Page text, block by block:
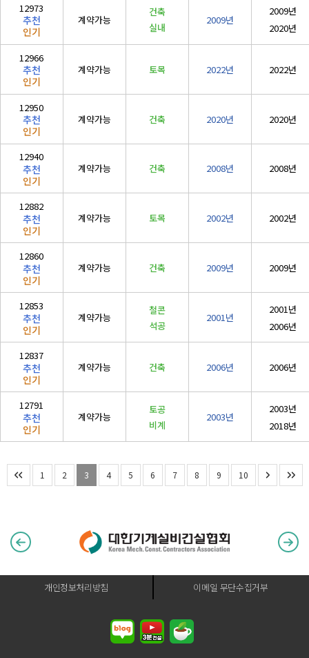
12973
추천
인기
계약가능
건축
실내
2009년
2009년
2020년
12966
추천
인기
계약가능 토목 2022년 2022년
12950
추천
인기
계약가능 건축 2020년 2020년
12940
추천
인기
계약가능 건축 2008년 2008년
12882
추천
인기
계약가능 토목 2002년 2002년
12860
추천
인기
계약가능 건축 2009년 2009년
12853
추천
인기
계약가능
철콘
석공
2001년
2001년
2006년
12837
추천
인기
계약가능 건축 2006년 2006년
12791
추천
인기
계약가능
토공
비계
2003년
2003년
2018년
1 2 3 4 5 6 7 8 9 10
개인정보처리방침 이메일 무단수집거부